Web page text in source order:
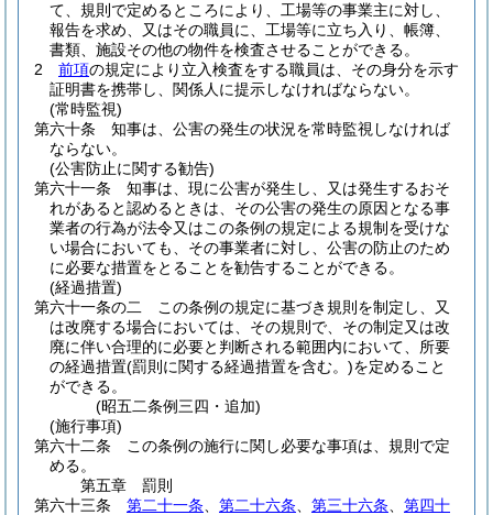
て、規則で定めるところにより、工場等の事業主に対し、
報告を求め、又はその職員に、工場等に立ち入り、帳簿、
書類、施設その他の物件を検査させることができる。
2
前項の規定により立入検査をする職員は、その身分を示す
証明書を携帯し、関係人に提示しなければならない。
(常時監視)
第六十条
知事は、公害の発生の状況を常時監視しなければ
ならない。
(公害防止に関する勧告)
第六十一条
知事は、現に公害が発生し、又は発生するおそ
れがあると認めるときは、その公害の発生の原因となる事
業者の行為が法令又はこの条例の規定による規制を受けな
い場合においても、その事業者に対し、公害の防止のため
に必要な措置をとることを勧告することができる。
(経過措置)
第六十一条の二
この条例の規定に基づき規則を制定し、又
は改廃する場合においては、その規則で、その制定又は改
廃に伴い合理的に必要と判断される範囲内において、所要
の経過措置(罰則に関する経過措置を含む。)を定めること
ができる。
(昭五二条例三四・追加)
(施行事項)
第六十二条
この条例の施行に関し必要な事項は、規則で定
める。
第五章
罰則
第六十三条
第二十一条 第二十六条 第三十六条
第四十